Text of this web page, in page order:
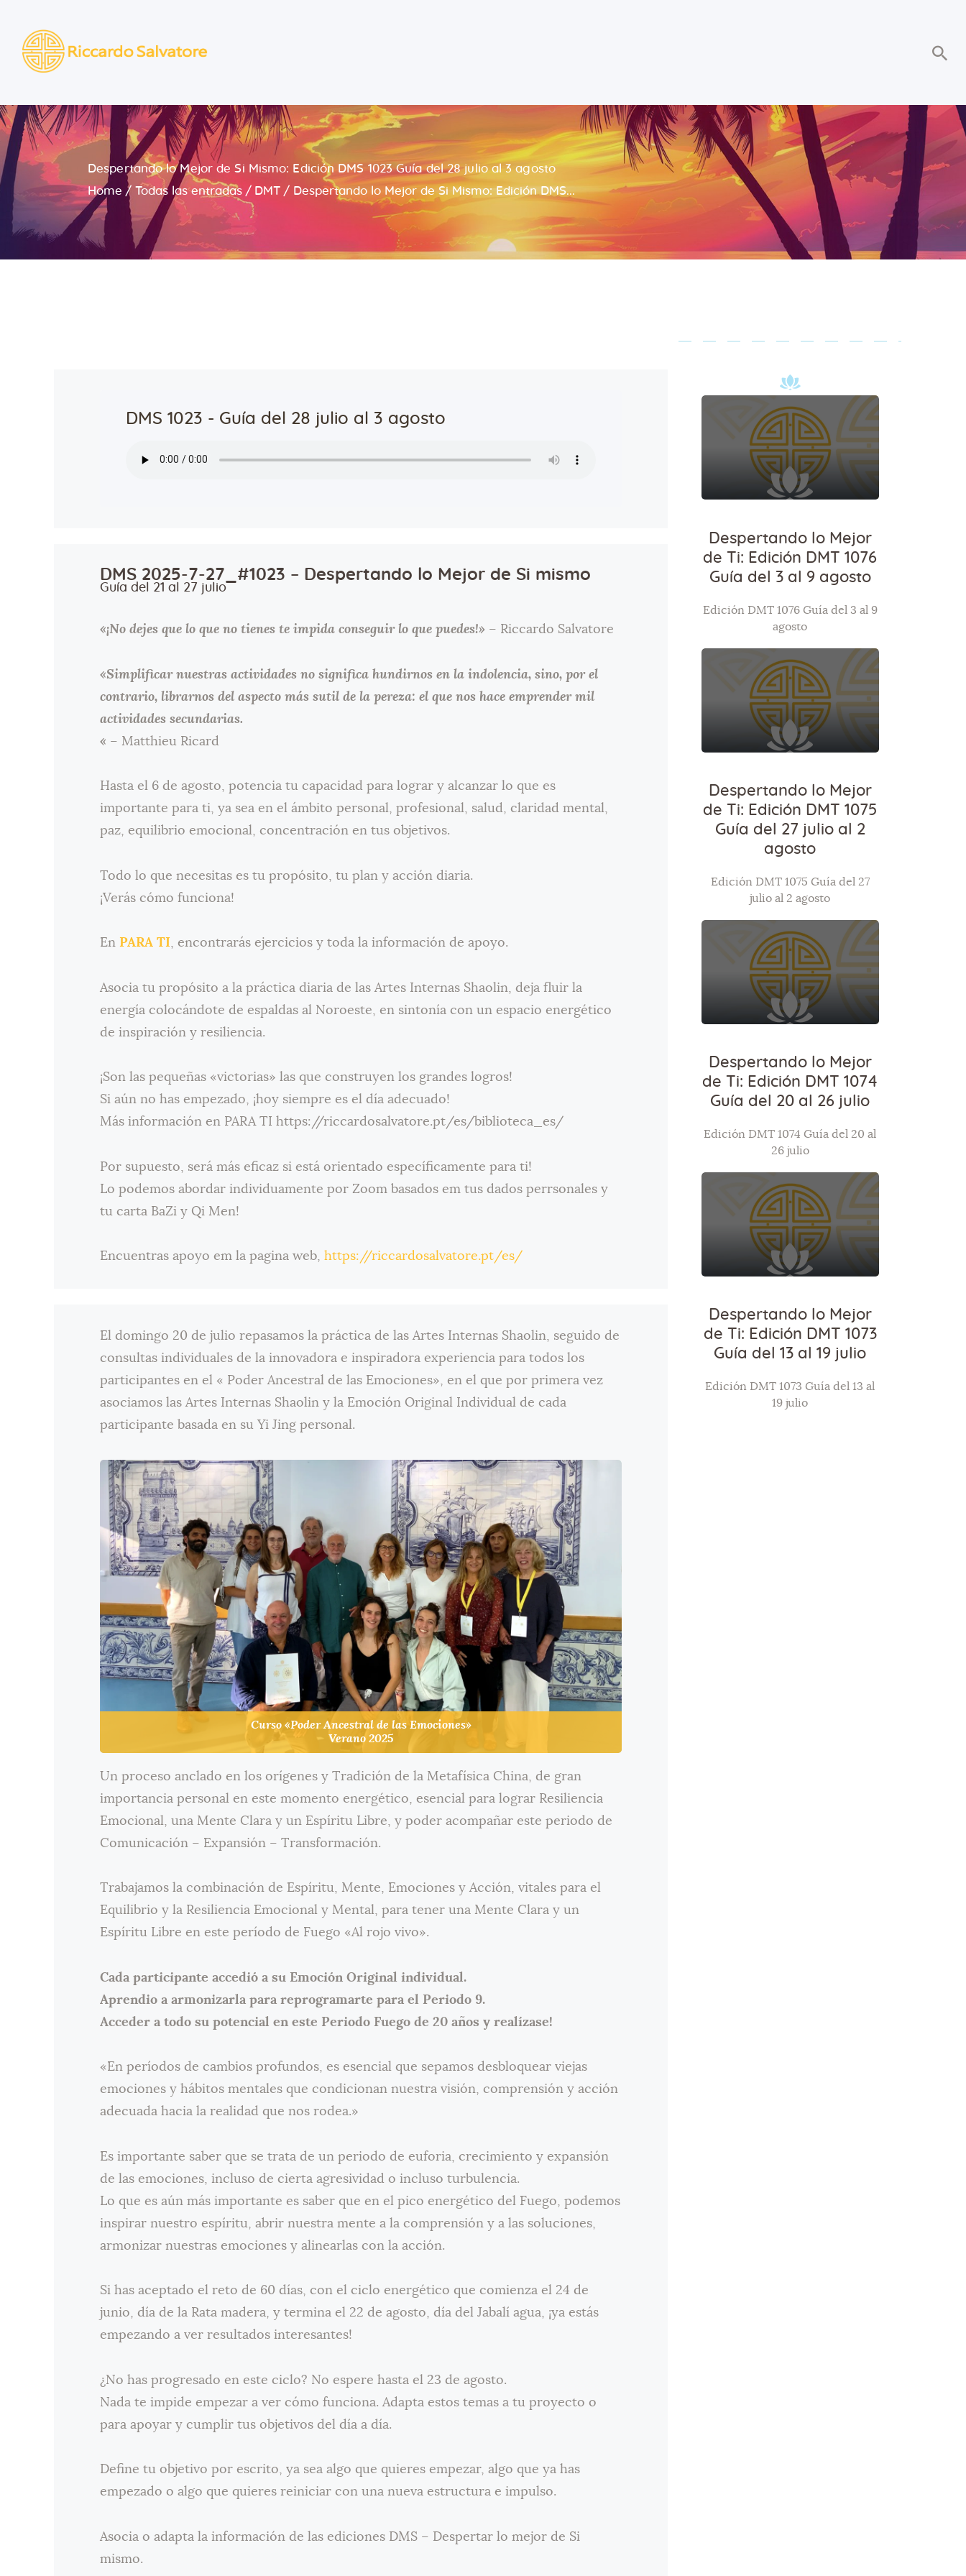
Despertando lo Mejor de Si Mismo: Edición DMS 1023 Guía del 28 julio al 3 agosto
Home
Todas las entradas DMT Despertando lo Mejor de Si Mismo: Edición DMS...
Sobre
Aprender
Para Ti
Contacto
Citas
DMS 1023 - Guía del 28 julio al 3 agosto
DMS 2025-7-27_#1023 – Despertando lo Mejor de Si mismo
Guía del 21 al 27 julio
«¡No dejes que lo que no tienes te impida conseguir lo que puedes!» – Riccardo Salvatore
«Simplificar nuestras actividades no significa hundirnos en la indolencia, sino, por el
contrario, librarnos del aspecto más sutil de la pereza: el que nos hace emprender mil
actividades secundarias.
« – Matthieu Ricard
Hasta el 6 de agosto, potencia tu capacidad para lograr y alcanzar lo que es
importante para ti, ya sea en el ámbito personal, profesional, salud, claridad mental,
paz, equilibrio emocional, concentración en tus objetivos.
Todo lo que necesitas es tu propósito, tu plan y acción diaria.
¡Verás cómo funciona!
En PARA TI, encontrarás ejercicios y toda la información de apoyo.
Asocia tu propósito a la práctica diaria de las Artes Internas Shaolin, deja fluir la
energía colocándote de espaldas al Noroeste, en sintonía con un espacio energético
de inspiración y resiliencia.
¡Son las pequeñas «victorias» las que construyen los grandes logros!
Si aún no has empezado, ¡hoy siempre es el día adecuado!
Más información en PARA TI https://riccardosalvatore.pt/es/biblioteca_es/
Por supuesto, será más eficaz si está orientado específicamente para ti!
Lo podemos abordar individuamente por Zoom basados em tus dados perrsonales y
tu carta BaZi y Qi Men!
Encuentras apoyo em la pagina web,https://riccardosalvatore.pt/es/
El domingo 20 de julio repasamos la práctica de las Artes Internas Shaolin, seguido de
consultas individuales de la innovadora e inspiradora experiencia para todos los
participantes en el « Poder Ancestral de las Emociones», en el que por primera vez
asociamos las Artes Internas Shaolin y la Emoción Original Individual de cada
participante basada en su Yi Jing personal.
Curso «Poder Ancestral de las Emociones»
Verano 2025
Un proceso anclado en los orígenes y Tradición de la Metafísica China, de gran
importancia personal en este momento energético, esencial para lograr Resiliencia
Emocional, una Mente Clara y un Espíritu Libre, y poder acompañar este periodo de
Comunicación – Expansión – Transformación.
Trabajamos la combinación de Espíritu, Mente, Emociones y Acción, vitales para el
Equilibrio y la Resiliencia Emocional y Mental, para tener una Mente Clara y un
Espíritu Libre en este período de Fuego «Al rojo vivo».
Cada participante accedió a su Emoción Original individual.
Aprendio a armonizarla para reprogramarte para el Periodo 9.
Acceder a todo su potencial en este Periodo Fuego de 20 años y realízase!
«En períodos de cambios profundos, es esencial que sepamos desbloquear viejas
emociones y hábitos mentales que condicionan nuestra visión, comprensión y acción
adecuada hacia la realidad que nos rodea.»
Es importante saber que se trata de un periodo de euforia, crecimiento y expansión
de las emociones, incluso de cierta agresividad o incluso turbulencia.
Lo que es aún más importante es saber que en el pico energético del Fuego, podemos
inspirar nuestro espíritu, abrir nuestra mente a la comprensión y a las soluciones,
armonizar nuestras emociones y alinearlas con la acción.
Si has aceptado el reto de 60 días, con el ciclo energético que comienza el 24 de
junio, día de la Rata madera, y termina el 22 de agosto, día del Jabalí agua, ¡ya estás
empezando a ver resultados interesantes!
¿No has progresado en este ciclo? No espere hasta el 23 de agosto.
Nada te impide empezar a ver cómo funciona. Adapta estos temas a tu proyecto o
para apoyar y cumplir tus objetivos del día a día.
Define tu objetivo por escrito, ya sea algo que quieres empezar, algo que ya has
empezado o algo que quieres reiniciar con una nueva estructura e impulso.
Asocia o adapta la información de las ediciones DMS – Despertar lo mejor de Si
mismo.
Despertando lo Mejor
de Ti: Edición DMT 1076
Guía del 3 al 9 agosto
Edición DMT 1076 Guía del 3 al 9
agosto
Despertando lo Mejor
de Ti: Edición DMT 1075
Guía del 27 julio al 2
agosto
Edición DMT 1075 Guía del 27
julio al 2 agosto
Despertando lo Mejor
de Ti: Edición DMT 1074
Guía del 20 al 26 julio
Edición DMT 1074 Guía del 20 al
26 julio
Despertando lo Mejor
de Ti: Edición DMT 1073
Guía del 13 al 19 julio
Edición DMT 1073 Guía del 13 al
19 julio